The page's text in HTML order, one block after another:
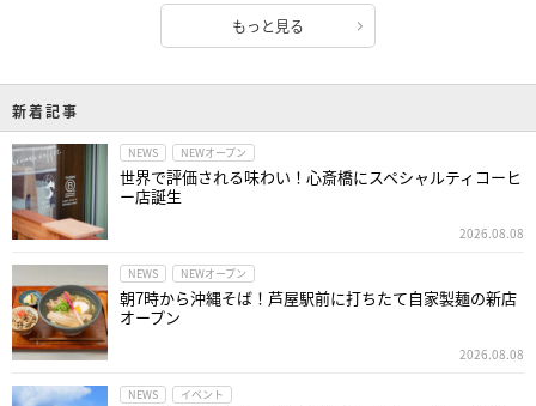
もっと見る
新着記事
NEWS NEWオープン
世界で評価される味わい！心斎橋にスペシャルティコーヒ
ー店誕生
2026.08.08
NEWS NEWオープン
朝7時から沖縄そば！芦屋駅前に打ちたて自家製麺の新店
オープン
2026.08.08
NEWS イベント